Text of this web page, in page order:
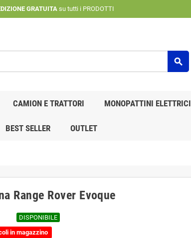
GRATUITAsu tutti i PRODOTTI
search
CAMION E TRATTORI MONOPATTINI ELETTRICI
BEST SELLER OUTLET
Range Rover Evoque
DISPONIBILE
in magazzino